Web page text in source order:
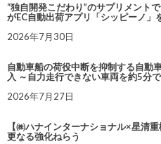
“独自開発こだわり”のサプリメント
がEC自動出荷アプリ「シッピーノ」
2026年7月30日
自動車船の荷役中断を抑制する自動
入 ～自力走行できない車両を約5分
2026年7月27日
【㈱ハナインターナショナル×星清
更なる強化ねらう